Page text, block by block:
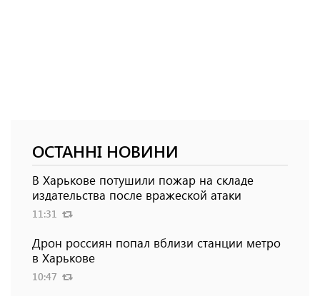
ОСТАННІ НОВИНИ
В Харькове потушили пожар на складе
издательства после вражеской атаки
11:31
Дрон россиян попал вблизи станции метро
в Харькове
10:47